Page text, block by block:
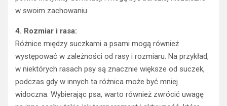
w swoim zachowaniu.
4. Rozmiar i rasa:
Różnice między suczkami a psami mogą również
występować w zależności od rasy i rozmiaru. Na przykład,
w niektórych rasach psy są znacznie większe od suczek,
podczas gdy w innych ta różnica może być mniej
widoczna. Wybierając psa, warto również zwrócić uwagę